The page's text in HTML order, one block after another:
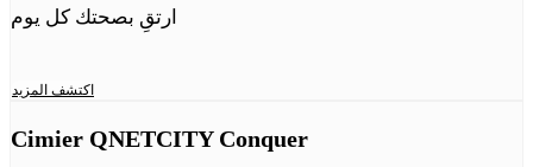
ارتقِ بصحتك كل يوم
اكتشف المزيد
Cimier QNETCITY Conquer